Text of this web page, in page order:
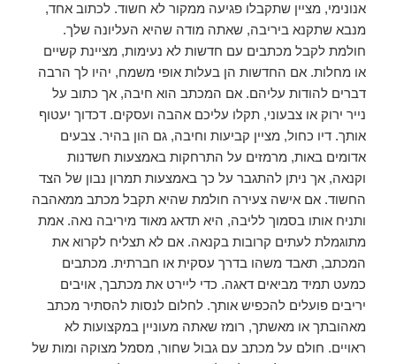
אנונימי, מציין שתקבלו פגיעה ממקור לא חשוד. לכתוב אחד,
מנבא שתקנא ביריבה, שאתה מודה שהיא העליונה שלך.
חולמת לקבל מכתבים עם חדשות לא נעימות, מציינת קשיים
או מחלות. אם החדשות הן בעלות אופי משמח, יהיו לך הרבה
דברים להודות עליהם. אם המכתב הוא חיבה, אך כתוב על
נייר ירוק או צבעוני, תקלו עליכם אהבה ועסקים. דכדוך יעטוף
אותך. דיו כחול, מציין קביעות וחיבה, גם הון בהיר. צבעים
אדומים באות, מרמזים על התרחקות באמצעות חשדנות
וקנאה, אך ניתן להתגבר על כך באמצעות תמרון נבון של הצד
החשוד. אם אישה צעירה חולמת שהיא תקבל מכתב ממאהבה
ותניח אותו בסמוך לליבה, היא תדאג מאוד מיריבה נאה. אמת
מתוגמלת לעתים קרובות בקנאה. אם לא תצליח לקרוא את
המכתב, תאבד משהו בדרך עסקית או חברתית. מכתבים
כמעט תמיד מביאים דאגה. כדי ליירט את מכתבך, אויבים
יריבים פועלים להכפיש אותך. לחלום לנסות להסתיר מכתב
מאהובתך או מאשתך, רומז שאתה מעוניין במקצועות לא
ראויים. חולם על מכתב עם גבול שחור, מסמל מצוקה ומות של